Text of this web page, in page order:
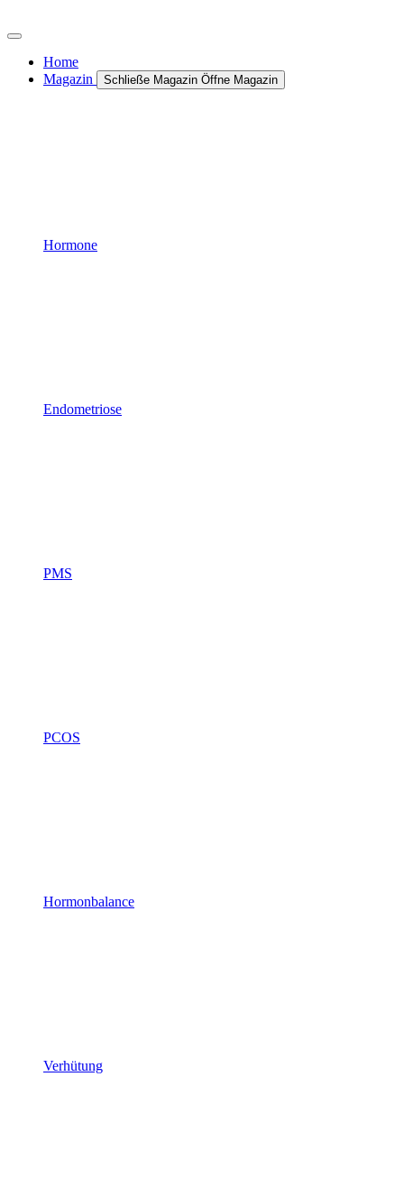
Inhalt
Home
Magazin
Schließe Magazin Öffne Magazin
Hormone
Endometriose
PMS
PCOS
Hormonbalance
Verhütung